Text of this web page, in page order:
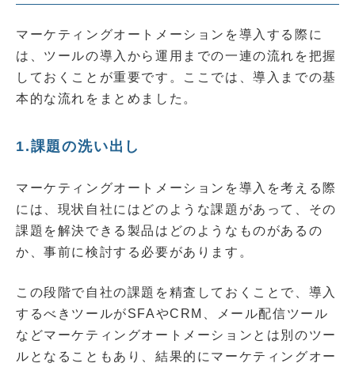
マーケティングオートメーションを導入する際に
は、ツールの導入から運用までの一連の流れを把握
しておくことが重要です。ここでは、導入までの基
本的な流れをまとめました。
1.課題の洗い出し
マーケティングオートメーションを導入を考える際
には、現状自社にはどのような課題があって、その
課題を解決できる製品はどのようなものがあるの
か、事前に検討する必要があります。
この段階で自社の課題を精査しておくことで、導入
するべきツールがSFAやCRM、メール配信ツール
などマーケティングオートメーションとは別のツー
ルとなることもあり、結果的にマーケティングオー